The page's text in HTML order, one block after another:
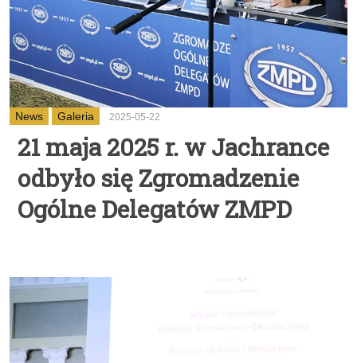
News Galeria 2025-05-22
21 maja 2025 r. w Jachrance
odbyło się Zgromadzenie
Ogólne Delegatów ZMPD